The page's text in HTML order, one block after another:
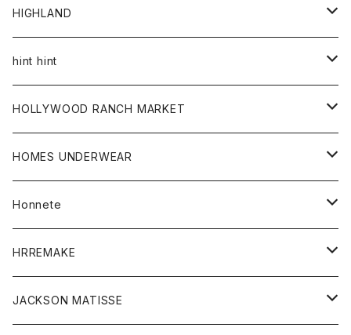
アウター
ジャケット
トップス
シャツ
カーディガン
ボトム
グッズ
帽子
HIGHLAND
帽子
hint hint
ストール
HOLLYWOOD RANCH MARKET
アウター
カーディガン
コート
アクセサリー
ウォレット
ストール
キッズ
Tシャツ
グッズ
HOMES UNDERWEAR
アウター
カーディガン
コート
キッズ
Tシャツ
グッズ
Honnete
ブラウス
ワンピース
HRREMAKE
バック
JACKSON MATISSE